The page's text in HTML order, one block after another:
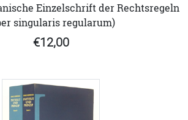
Einzelschrift der Rechtsregeln
singularis regularum)
€12,00